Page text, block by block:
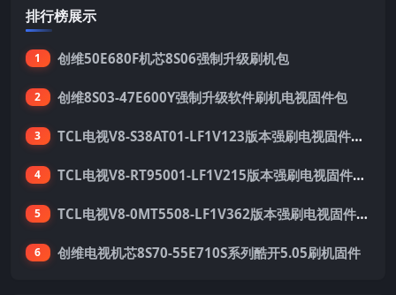
排行榜展示
1 创维50E680F机芯8S06强制升级刷机包
2 创维8S03-47E600Y强制升级软件刷机电视固件包
3 TCL电视V8-S38AT01-LF1V123版本强刷电视固件包下载
4 TCL电视V8-RT95001-LF1V215版本强刷电视固件包下载
5 TCL电视V8-0MT5508-LF1V362版本强刷电视固件包下载
6 创维电视机芯8S70-55E710S系列酷开5.05刷机固件